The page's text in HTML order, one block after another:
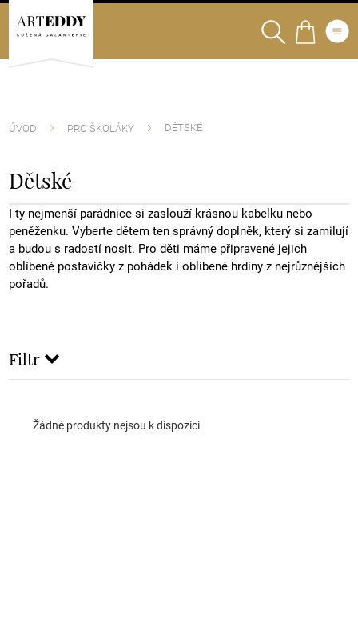
ÚVOD PRO ŠKOLÁKY DĚTSKÉ
Dětské
I ty nejmenší parádnice si zaslouží krásnou kabelku nebo
peněženku. Vyberte dětem ten správný doplněk, který si zamilují
a budou s radostí nosit. Pro děti máme připravené jejich
oblíbené postavičky z pohádek i oblíbené hrdiny z nejrůznějších
pořadů.
Filtr
Žádné produkty nejsou k dispozici